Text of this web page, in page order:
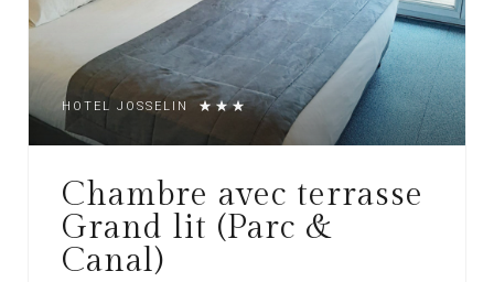
HOTEL JOSSELIN
Chambre avec terrasse
Grand lit (Parc &
Canal)